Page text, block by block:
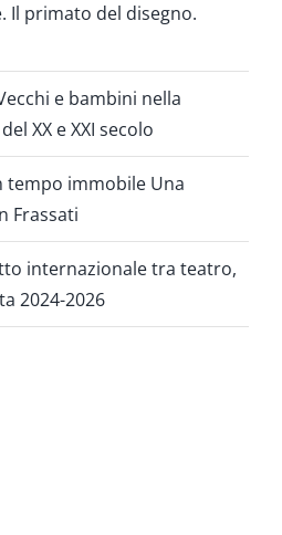
Il primato del disegno.
e bambini nella
XX e XXI secolo
tempo immobile Una
Frassati
internazionale tra teatro,
2024-2026